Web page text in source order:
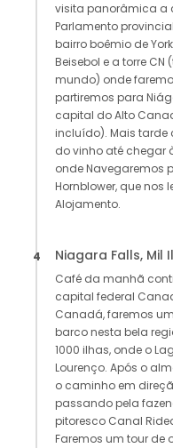
visita panorâmica a
Parlamento
bairro boêmio de
Beisebol e a torre
mundo) onde
partiremos para
capital do Alto
incluído). Mais tarde
do vinho até chegar
onde Navegaremos
Hornblower, que
Alojamento.
4 Niagara Falls, Mil
Café da manhã
capital federal
Canadá, faremos
barco nesta bela
1000 ilhas, onde o
Lourenço. Após o
o caminho em
passando pela
pitoresco Canal
Faremos um tour de